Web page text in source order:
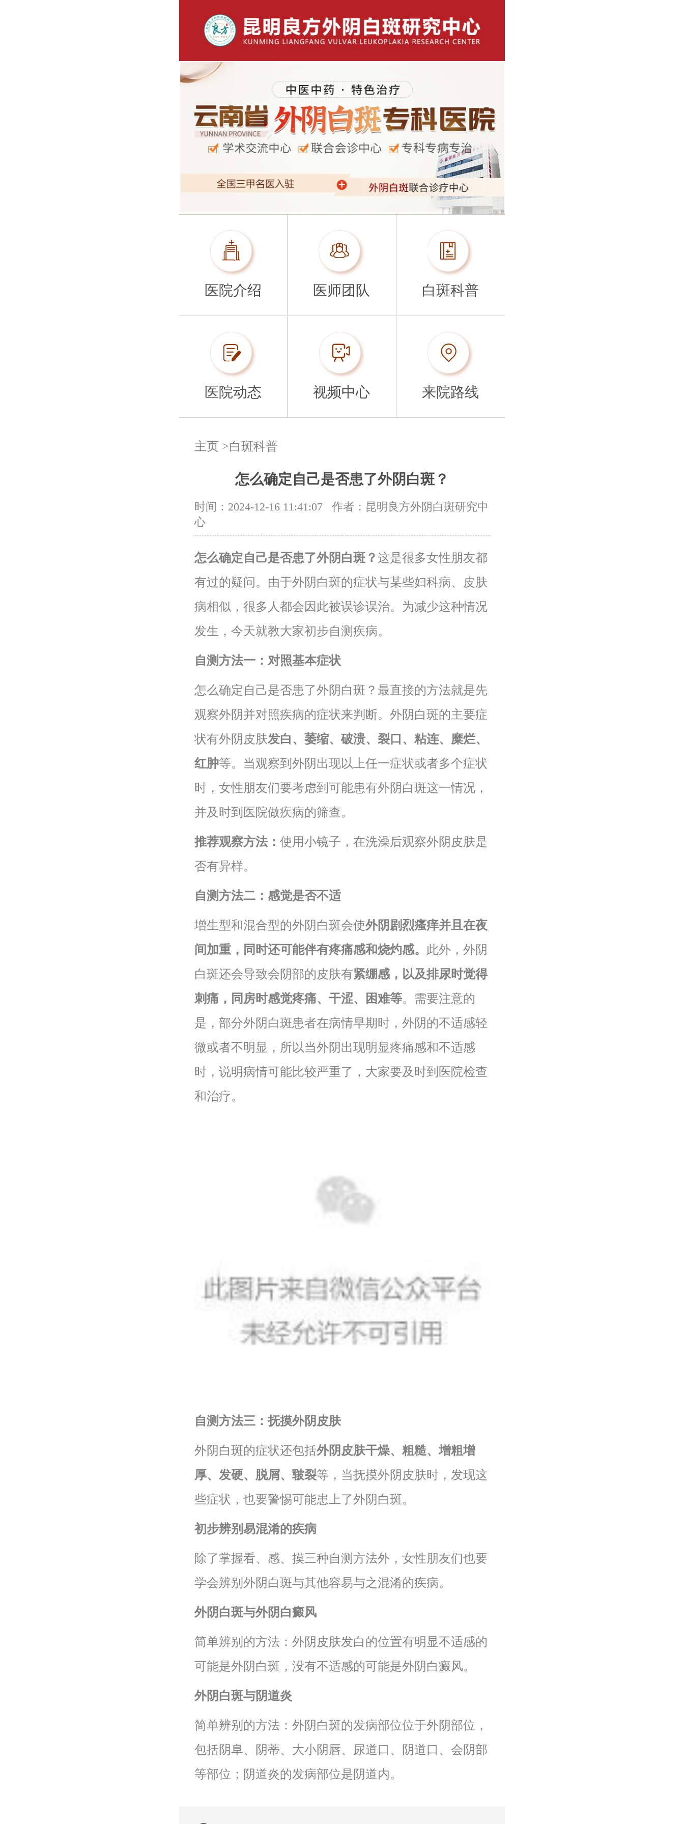
医院介绍 医师团队 白斑科普
医院动态 视频中心 来院路线
主页 >白斑科普
怎么确定自己是否患了外阴白斑？
时间：2024-12-16 11:41:07
作者：昆明良方外阴白斑研究中
心
怎么确定自己是否患了外阴白斑？这是很多女性朋友都
有过的疑问。由于外阴白斑的症状与某些妇科病、皮肤
病相似，很多人都会因此被误诊误治。为减少这种情况
发生，今天就教大家初步自测疾病。
自测方法一：对照基本症状
怎么确定自己是否患了外阴白斑？最直接的方法就是先
观察外阴并对照疾病的症状来判断。外阴白斑的主要症
状有外阴皮肤发白、萎缩、破溃、裂口、粘连、糜烂、
红肿等。当观察到外阴出现以上任一症状或者多个症状
时，女性朋友们要考虑到可能患有外阴白斑这一情况，
并及时到医院做疾病的筛查。
推荐观察方法： 使用小镜子，在洗澡后观察外阴皮肤是
否有异样。
自测方法二：感觉是否不适
增生型和混合型的外阴白斑会使外阴剧烈瘙痒并且在夜
间加重，同时还可能伴有疼痛感和烧灼感。 此外，外阴
白斑还会导致会阴部的皮肤有紧绷感，以及排尿时觉得
刺痛，同房时感觉疼痛、干涩、困难等。需要注意的
是，部分外阴白斑患者在病情早期时，外阴的不适感轻
微或者不明显，所以当外阴出现明显疼痛感和不适感
时，说明病情可能比较严重了，大家要及时到医院检查
和治疗。
自测方法三：抚摸外阴皮肤
外阴白斑的症状还包括外阴皮肤干燥、粗糙、增粗增
厚、发硬、脱屑、皲裂等，当抚摸外阴皮肤时，发现这
些症状，也要警惕可能患上了外阴白斑。
初步辨别易混淆的疾病
除了掌握看、感、摸三种自测方法外，女性朋友们也要
学会辨别外阴白斑与其他容易与之混淆的疾病。
外阴白斑与外阴白癜风
简单辨别的方法：外阴皮肤发白的位置有明显不适感的
可能是外阴白斑，没有不适感的可能是外阴白癜风。
外阴白斑与阴道炎
简单辨别的方法：外阴白斑的发病部位位于外阴部位，
包括阴阜、阴蒂、大小阴唇、尿道口、阴道口、会阴部
等部位；阴道炎的发病部位是阴道内。